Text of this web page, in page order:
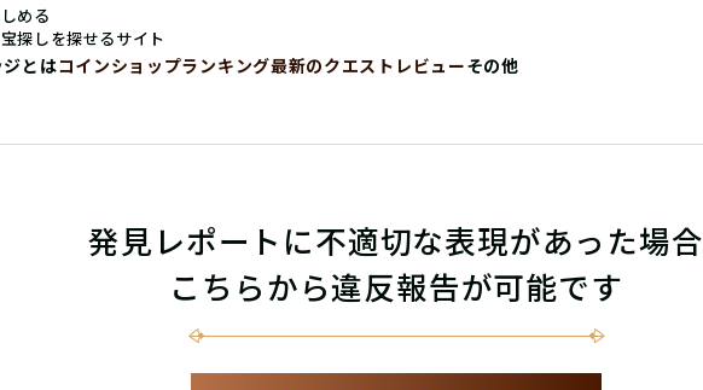
める
探しを探せるサイト
とはコインショップランキング最新のクエストレビューその他
発見レポートに不適切な表現があった場合
こちらから違反報告が可能です